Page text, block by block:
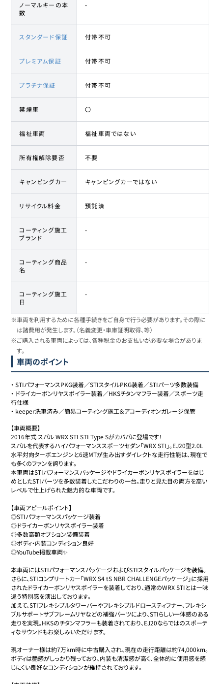
ノーマルキーの本
数
-
スタンダード保証 付帯不可
プレミアム保証 付帯不可
プラチナ保証 付帯不可
禁煙車 〇
福祉車両 福祉車両ではない
所有権解除要否 不要
キャンピングカー キャンピングカーではない
リサイクル料金 預託済
コーティング施工
ブランド
-
コーティング商品
名
-
コーティング施工
日
-
※車両を利用するために各種手続きをご自身で行う必要があります。その際に
は諸費用が発生します。（名義変更・車庫証明取得、等）
※ご購入される車両によっては、各種税金のお支払いが必要な場合がありま
す。
車両のポイント
・STIパフォーマンスPKG装着／STIスタイルPKG装着／STIパーツ多数装備
・ ドライカーボンリヤスポイラー装着／HKSチタンマフラー装着／スポーツ走
行仕様
・ keeper洗車済み／簡易コーティング施工＆アコーディオンガレージ保管
【車両概要】
2016年式 スバル WRX STI STI Type Sがカババに登場です！
スバルを代表するハイパフォーマンススポーツセダン「WRX STI」。EJ20型2.0L
水平対向ターボエンジンと6速MTが生み出すダイレクトな走行性能は、現在で
も多くのファンを誇ります。
本車両はSTIパフォーマンスパッケージやドライカーボンリヤスポイラーをはじ
めとしたSTIパーツを多数装着したこだわりの一台。走りと見た目の両方を高い
レベルで仕上げられた魅力的な車両です。
【車両アピールポイント】
◎STIパフォーマンスパッケージ装着
◎ドライカーボンリヤスポイラー装着
◎多数高額オプション装備装着
◎ボディ・内装コンディション良好
◎YouTube掲載車両✨
本車両にはSTIパフォーマンスパッケージおよびSTIスタイルパッケージを装備。
さらに、STIコンプリートカー「WRX S4 tS NBR CHALLENGEパッケージ」に採用
されたドライカーボンリヤスポイラーを装着しており、通常のWRX STIとは一味
違う特別感を演出しております。
加えて、STIフレキシブルタワーバーやフレキシブルドロースティフナー、フレキシ
ブルサポートサブフレームリヤなどの補強パーツにより、STIらしい一体感のある
走りを実現。HKSのチタンマフラーも装着されており、EJ20ならではのスポーテ
ィなサウンドもお楽しみいただけます。
現オーナー様は約7万km時に中古購入され、現在の走行距離は約74,000km。
ボディは艶感がしっかり残っており、内装も清潔感が高く、全体的に使用感を感
じにくい良好なコンディションが維持されております。